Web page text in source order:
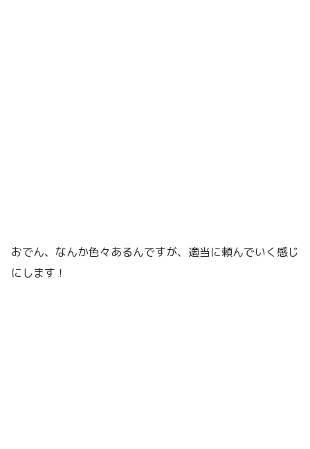
おでん、なんか色々あるんですが、適当に頼んでいく感じ
にします！